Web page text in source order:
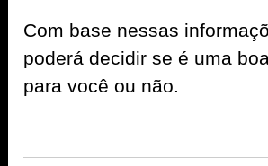
Com base nessas
poderá decidir se é uma
para você ou não.